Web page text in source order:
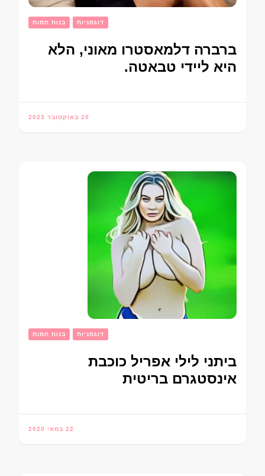
בנות חמות דוגמניות
ברברה דלמאסטרו מאוני, הלא
היא ליידי טבאטה.
20 באוקטובר 2023
בנות חמות דוגמניות
ביתני לילי אפריל כוכבת
אינסטגרם בריטית
22 במאי 2020